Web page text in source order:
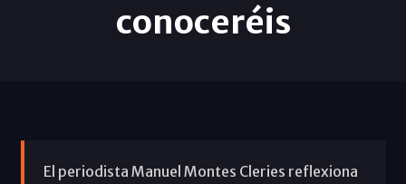
conoceréis
El periodista Manuel Montes Cleries reflexiona